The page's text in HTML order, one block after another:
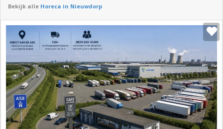
Bekijk alle Horeca in Nieuwdorp